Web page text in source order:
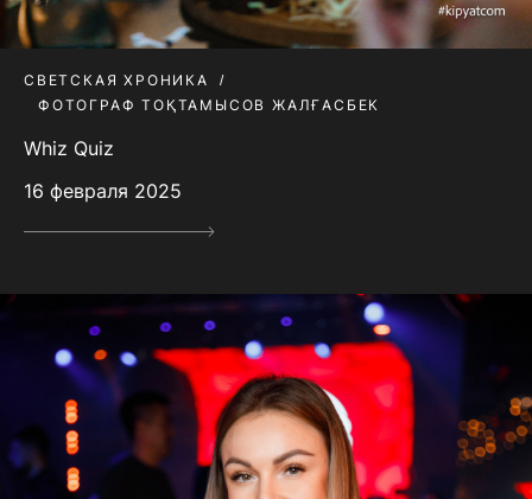
СВЕТСКАЯ ХРОНИКА
ФОТОГРАФ ТОҚТАМЫСОВ ЖАЛҒАСБЕК
Whiz Quiz
16 февраля 2025